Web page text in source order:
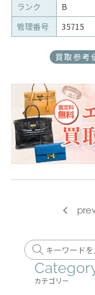
ランク
B
管理番号
35715
買取参考
カテゴリー